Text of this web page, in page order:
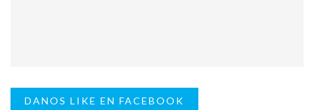
DANOS LIKE EN FACEBOOK